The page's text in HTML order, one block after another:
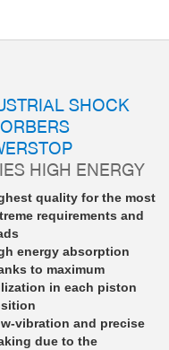
SHOCK
HIGH ENERGY
quality for the most
requirements and
energy absorption
to maximum
in each piston
vibration and precise
due to the